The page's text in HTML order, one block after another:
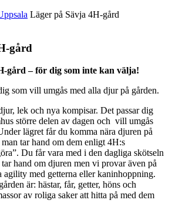
Läger på Sävja 4H-gård
gård
gård – för dig som inte kan välja!
som vill umgås med alla djur på gården.
lek och nya kompisar. Det passar dig
större delen av dagen och vill umgås
lägret får du komma nära djuren på
tar hand om dem enligt 4H:s
Du får vara med i den dagliga skötseln
hand om djuren men vi provar även på
med getterna eller kaninhoppning.
är: hästar, får, getter, höns och
av roliga saker att hitta på med dem